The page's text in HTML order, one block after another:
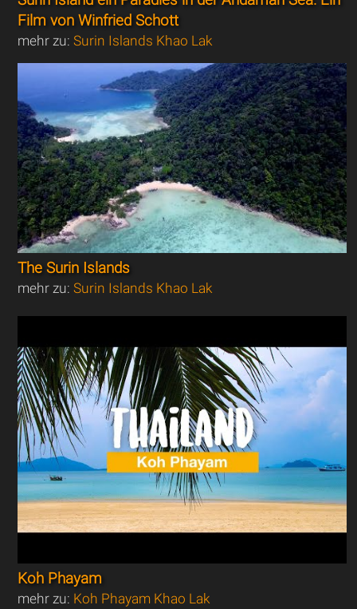
Film von Winfried Schott
mehr zu:Surin Islands Khao Lak
The Surin Islands
mehr zu:Surin Islands Khao Lak
Koh Phayam
mehr zu: Koh Phayam Khao Lak